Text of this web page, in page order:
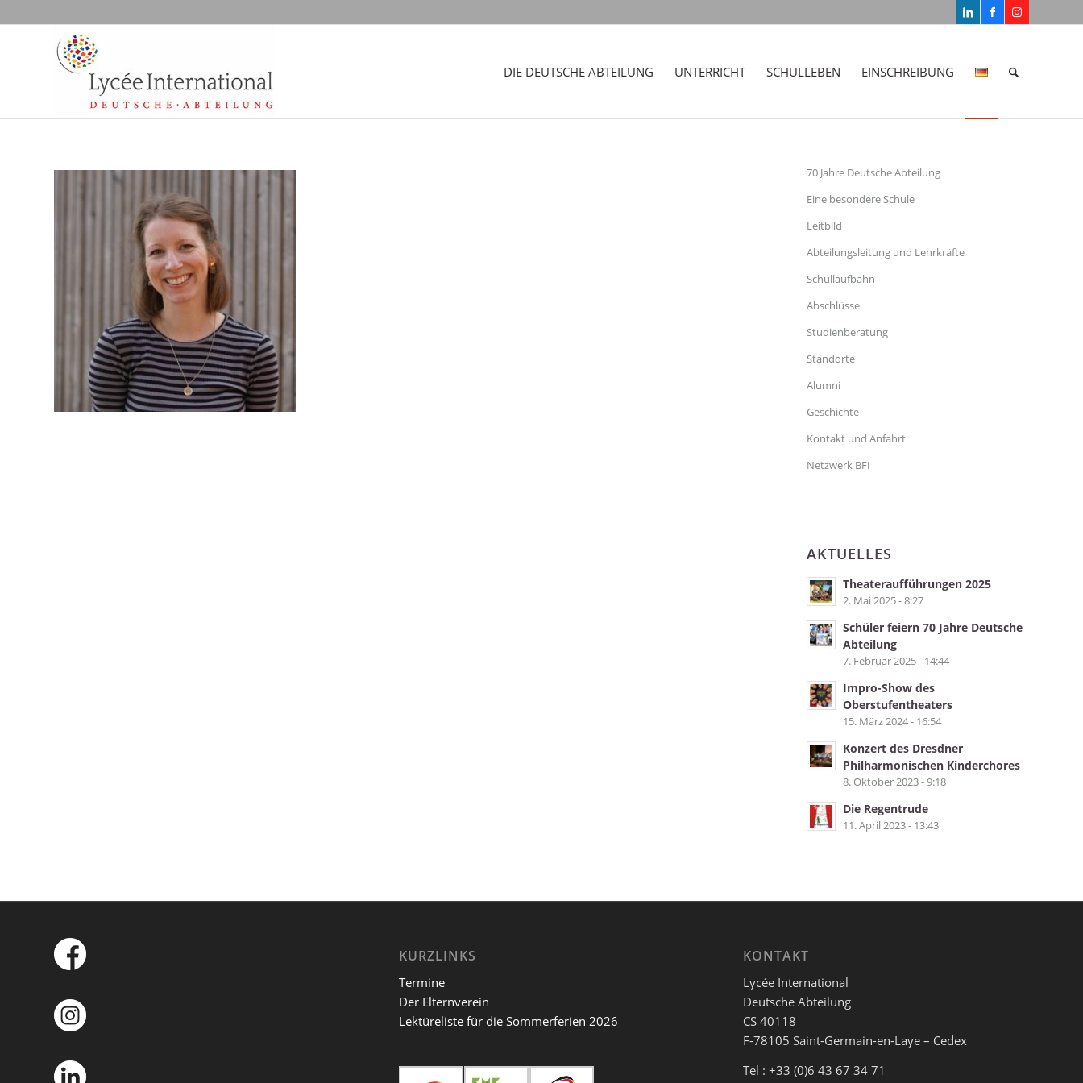
DIE DEUTSCHE ABTEILUNG UNTERRICHT SCHULLEBEN EINSCHREIBUNG
70 Jahre Deutsche Abteilung
Eine besondere Schule
Leitbild
Abteilungsleitung und Lehrkräfte
Schullaufbahn
Abschlüsse
Studienberatung
Standorte
Alumni
Geschichte
Kontakt und Anfahrt
Netzwerk BFI
AKTUELLES
Theateraufführungen 2025
2. Mai 2025 - 8:27
Schüler feiern 70 Jahre Deutsche
Abteilung
7. Februar 2025 - 14:44
Impro-Show des
Oberstufentheaters
15. März 2024 - 16:54
Konzert des Dresdner
Philharmonischen Kinderchores
8. Oktober 2023 - 9:18
Die Regentrude
11. April 2023 - 13:43
KURZLINKS
Termine
Der Elternverein
Lektüreliste für die Sommerferien 2026
KONTAKT
Lycée International
Deutsche Abteilung
CS 40118
F-78105 Saint-Germain-en-Laye – Cedex
Tel : +33 (0)6 43 67 34 71